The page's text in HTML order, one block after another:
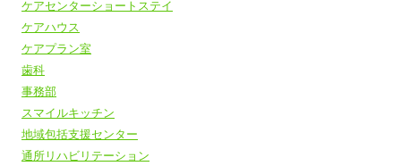
ケアセンターショートステイ
ケアハウス
ケアプラン室
歯科
事務部
スマイルキッチン
地域包括支援センター
通所リハビリテーション